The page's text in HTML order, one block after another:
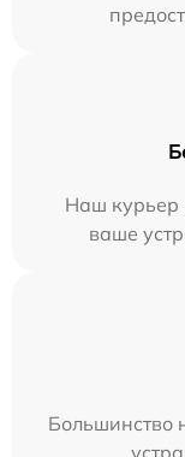
Наш курьер
ваше
Большинство